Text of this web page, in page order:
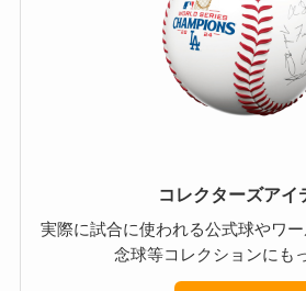
コレクターズアイ
実際に試合に使われる公式球やワ
念球等コレクションにも